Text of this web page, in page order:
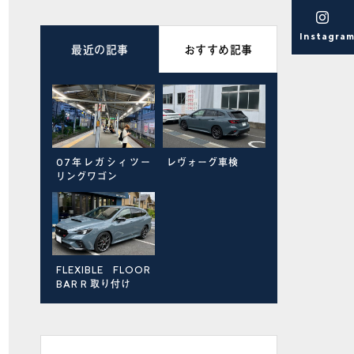
最近の記事 おすすめ記事
07年レガシィツー
リングワゴン
レヴォーグ車検
FLEXIBLE FLOOR
BAR R 取り付け
スバルの農道のバン XV納車準備続き
納車準備
Instagram